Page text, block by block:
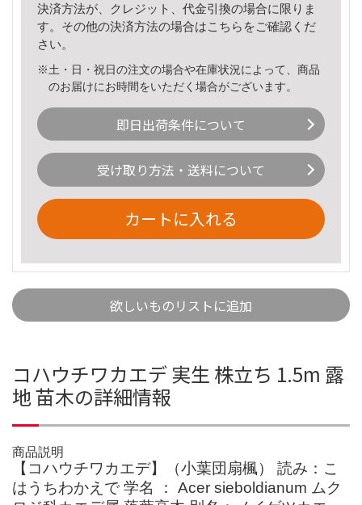
決済方法が、クレジット、代金引換の場合に限りま
す。その他の決済方法の場合はこちら をご確認くだ
さい。
※土・日・祝日の注文の場合や在庫状況によって、商品
のお届けにお時間をいただく場合がございます。
即日出荷条件について
受け取り方法・送料について
カートに入れる
欲しいものリストに追加
コハウチワカエデ 実生 株立ち 1.5m 露
地 苗木の詳細情報
商品説明
【コハウチワカエデ】（小葉団扇楓） 読み：こ
はうちわかえで 学名 ： Acer sieboldianum ムク